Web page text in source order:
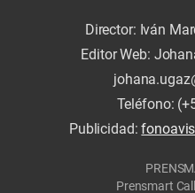
Director: Iván
Editor Web:
Teléfono:
Publicidad:
Prensmart